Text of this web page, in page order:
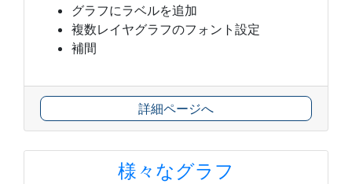
グラフにラベルを追加
複数レイヤグラフのフォント設定
補間
詳細ページへ
様々なグラフ